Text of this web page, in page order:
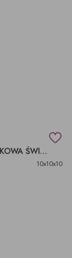
ŚWIECA BIAŁA, ŚWIECA WALEC, WOSKOWA ŚWIECA
10x10x10